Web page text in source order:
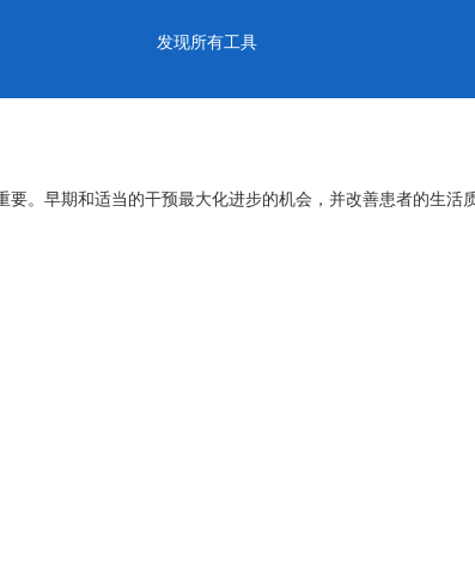
发现所有工具
要。早期和适当的干预最大化进步的机会，并改善患者的生活